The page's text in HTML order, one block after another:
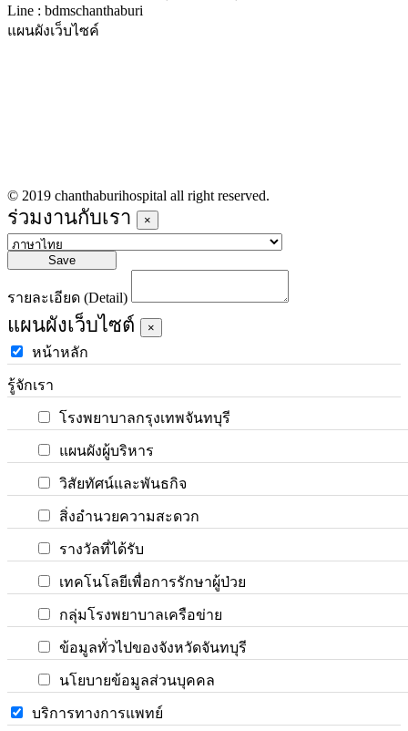
Line : bdmschanthaburi
แผนผังเว็บไซค์
© 2019 chanthaburihospital all right reserved.
ร่วมงานกับเรา ×
Save
รายละเอียด (Detail)
แผนผังเว็บไซต์ ×
หน้าหลัก
รู้จักเรา
โรงพยาบาลกรุงเทพจันทบุรี
แผนผังผู้บริหาร
วิสัยทัศน์และพันธกิจ
สิ่งอำนวยความสะดวก
รางวัลที่ได้รับ
เทคโนโลยีเพื่อการรักษาผู้ป่วย
กลุ่มโรงพยาบาลเครือข่าย
ข้อมูลทั่วไปของจังหวัดจันทบุรี
นโยบายข้อมูลส่วนบุคคล
บริการทางการแพทย์